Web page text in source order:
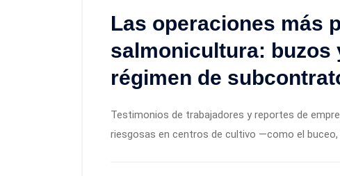
Las operaciones más
salmonicultura: buzos
régimen de
Testimonios de trabajadores y reportes de
riesgosas en centros de cultivo —como el